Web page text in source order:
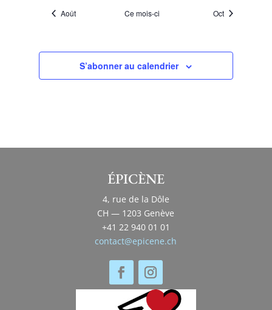
Août Ce mois-ci Oct
S’abonner au calendrier
ÉPICÈNE
4, rue de la Dôle
CH — 1203 Genève
+41 22 940 01 01
contact@epicene.ch